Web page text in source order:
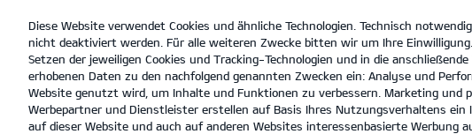
open
menu
Auto Nagel
FULL SERVICE LEASING
Diese Website verwendet Cookies und ähnliche Technologien. Technisch
nicht deaktiviert werden. Für alle weiteren Zwecke bitten wir um Ihre
Setzen der jeweiligen Cookies und Tracking-Technologien und in die
erhobenen Daten zu den nachfolgend genannten Zwecken ein: Analyse und
Website genutzt wird, um Inhalte und Funktionen zu verbessern. Marketing und
Werbepartner und Dienstleister erstellen auf Basis Ihres Nutzungsverhaltens ein
auf dieser Website und auch auf anderen Websites interessenbasierte Werbung